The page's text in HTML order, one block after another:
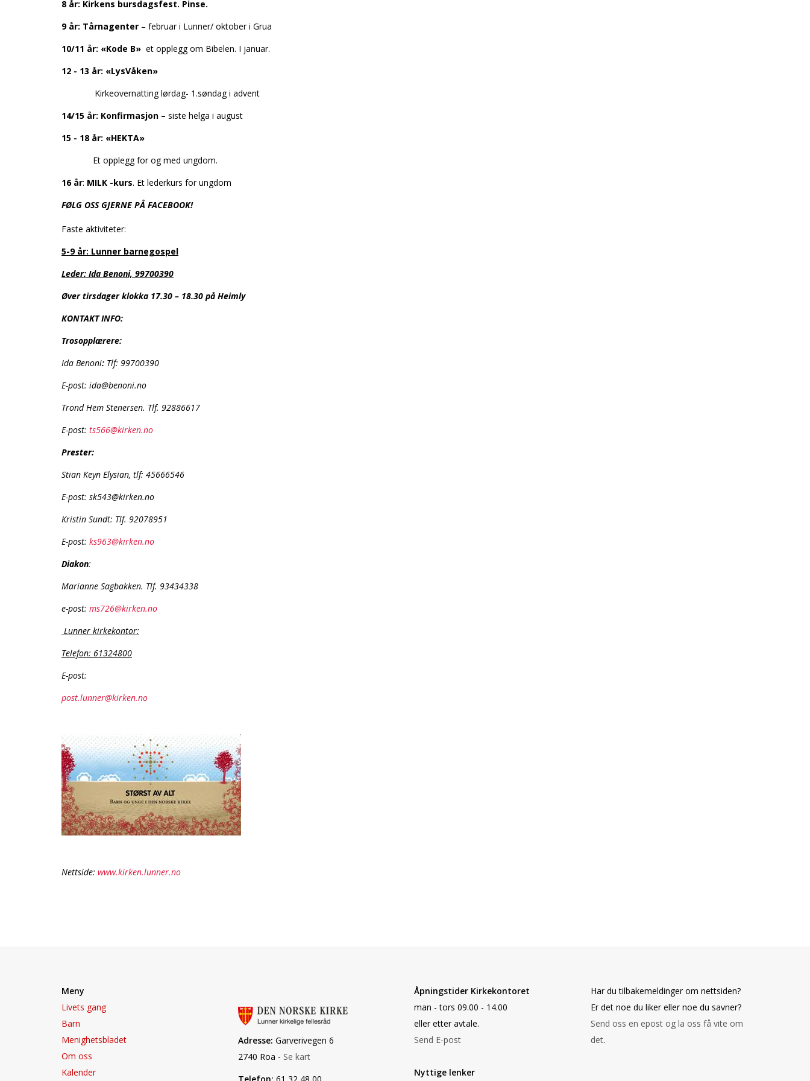
8 år: Kirkens bursdagsfest. Pinse.
9 år: Tårnagenter – februar i Lunner/ oktober i Grua
10/11 år: «Kode B» et opplegg om Bibelen. I januar.
12 - 13 år: «LysVåken»
Kirkeovernatting lørdag- 1.søndag i advent
14/15 år: Konfirmasjon – siste helga i august
15 - 18 år: «HEKTA»
Et opplegg for og med ungdom.
16 år: MILK -kurs. Et lederkurs for ungdom
FØLG OSS GJERNE PÅ FACEBOOK!
Faste aktiviteter:
5-9 år: Lunner barnegospel
Leder: Ida Benoni, 99700390
Øver tirsdager klokka 17.30 – 18.30 på Heimly
KONTAKT INFO:
Trosopplærere:
Ida Benoni: Tlf: 99700390
E-post: ida@benoni.no
Trond Hem Stenersen. Tlf. 92886617
E-post: ts566@kirken.no
Prester:
Stian Keyn Elysian, tlf: 45666546
E-post: sk543@kirken.no
Kristin Sundt: Tlf. 92078951
E-post: ks963@kirken.no
Diakon:
Marianne Sagbakken. Tlf. 93434338
e-post: ms726@kirken.no
Lunner kirkekontor:
Telefon: 61324800
E-post:
post.lunner@kirken.no
Nettside: www.kirken.lunner.no
Meny
Livets gang
Barn
Menighetsbladet
Om oss
Kalender
Adresse: Garverivegen 6
2740 Roa - Se kart
Åpningstider Kirkekontoret
man - tors 09.00 - 14.00
eller etter avtale.
Send E-post
Nyttige lenker
Har du tilbakemeldinger om nettsiden?
Er det noe du liker eller noe du savner?
Send oss en epost og la oss få vite om
det.